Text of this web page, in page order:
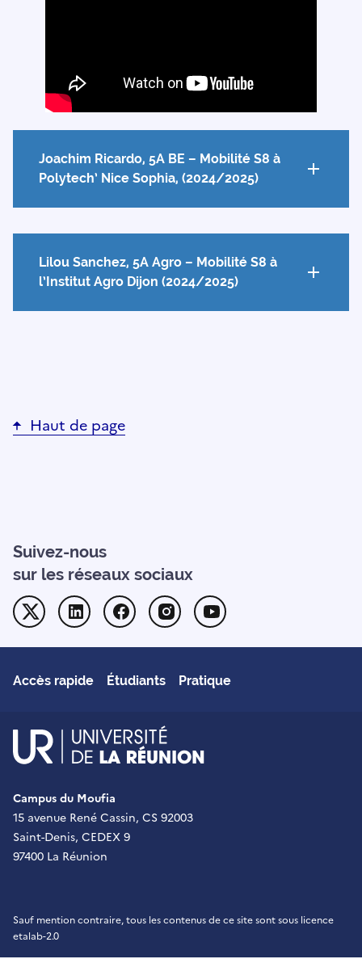
Joachim Ricardo, 5A BE – Mobilité S8 à
Polytech’ Nice Sophia, (2024/2025)
Lilou Sanchez, 5A Agro – Mobilité S8 à
l’Institut Agro Dijon (2024/2025)
Haut de page
Suivez-nous
sur les réseaux sociaux
Twitter Linkedin FacebookInstagram
Accès rapide Étudiants Pratique
Campus du Moufia
15 avenue René Cassin, CS 92003
Saint-Denis, CEDEX 9
97400 La Réunion
Sauf mention contraire, tous les contenus de ce site sont sous licence
etalab-2.0